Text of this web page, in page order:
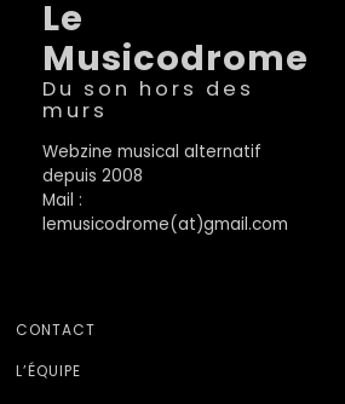
Le
Musicodrome
Du son hors des
murs
Webzine musical alternatif
depuis 2008
Mail :
lemusicodrome(at)gmail.com
CONTACT
L’ÉQUIPE